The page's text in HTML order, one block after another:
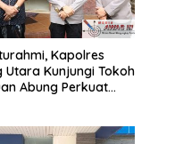
Kapolres
Utara Kunjungi Tokoh
Abung Perkuat